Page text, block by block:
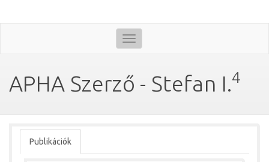
Toggle
navigation
APHA Szerző - Stefan I.4
Publikációk